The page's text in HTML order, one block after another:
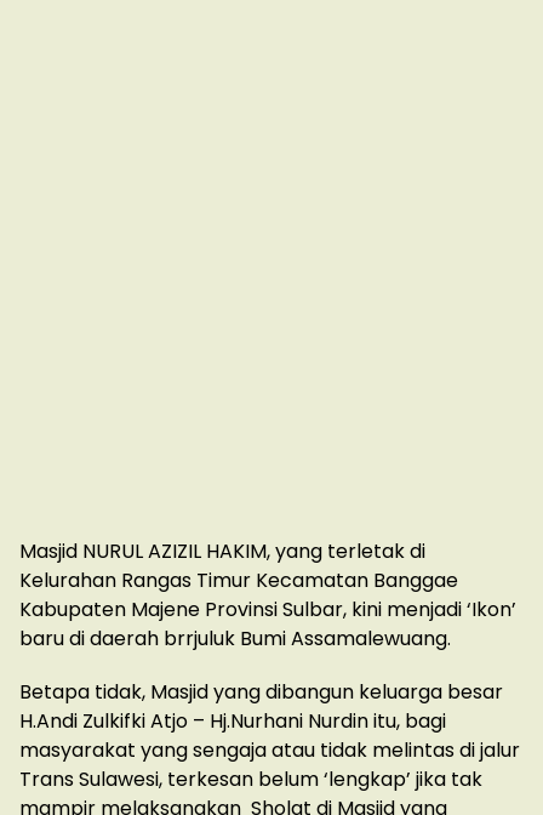
Masjid NURUL AZIZIL HAKIM, yang terletak di
Kelurahan Rangas Timur Kecamatan Banggae
Kabupaten Majene Provinsi Sulbar, kini menjadi ‘Ikon’
baru di daerah brrjuluk Bumi Assamalewuang.
Betapa tidak, Masjid yang dibangun keluarga besar
H.Andi Zulkifki Atjo – Hj.Nurhani Nurdin itu, bagi
masyarakat yang sengaja atau tidak melintas di jalur
Trans Sulawesi, terkesan belum ‘lengkap’ jika tak
mampir melaksanakan Sholat di Masjid yang